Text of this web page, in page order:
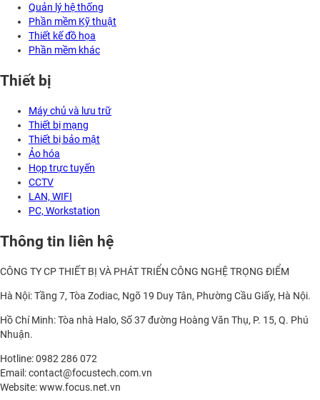
Quản lý hệ thống
Phần mềm Kỹ thuật
Thiết kế đồ họa
Phần mềm khác
Thiết bị
Máy chủ và lưu trữ
Thiết bị mạng
Thiết bị bảo mật
Ảo hóa
Họp trực tuyến
CCTV
LAN, WIFI
PC, Workstation
Thông tin liên hệ
CÔNG TY CP THIẾT BỊ VÀ PHÁT TRIỂN CÔNG NGHỆ TRỌNG ĐIỂM
Hà Nội: Tầng 7, Tòa Zodiac, Ngõ 19 Duy Tân, Phường Cầu Giấy, Hà Nội.
Hồ Chí Minh: Tòa nhà Halo, Số 37 đường Hoàng Văn Thụ, P. 15, Q. Phú
Nhuận.
Hotline: 0982 286 072
Email: contact@focustech.com.vn
Website: www.focus.net.vn